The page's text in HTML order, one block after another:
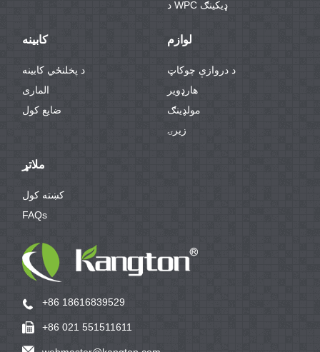
د WPC ډیکینګ
کابینه
د پخلنځي کابینه
الماری
ضایع کول
لوازم
د دروازې چوکاټ
هارډویر
مولډینګ
زیرۍ
ملاتړ
کښته کول
FAQs
+86 18616839529
+86 021 551511611